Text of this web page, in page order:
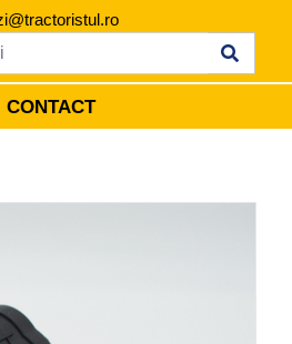
CONTACT